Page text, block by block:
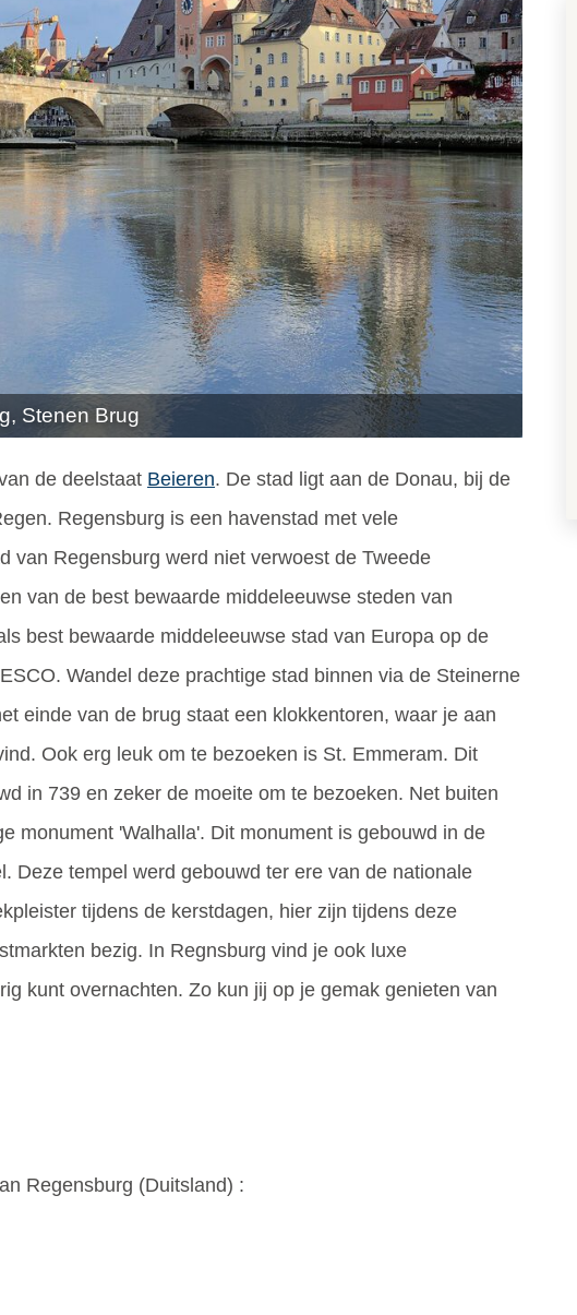
Stenen Brug
de deelstaat Beieren. De stad ligt aan de Donau, bij de
Regensburg is een havenstad met vele
van Regensburg werd niet verwoest de Tweede
van de best bewaarde middeleeuwse steden van
best bewaarde middeleeuwse stad van Europa op de
Wandel deze prachtige stad binnen via de Steinerne
einde van de brug staat een klokkentoren, waar je aan
Ook erg leuk om te bezoeken is St. Emmeram. Dit
in 739 en zeker de moeite om te bezoeken. Net buiten
monument 'Walhalla'. Dit monument is gebouwd in de
Deze tempel werd gebouwd ter ere van de nationale
tijdens de kerstdagen, hier zijn tijdens deze
bezig. In Regnsburg vind je ook luxe
kunt overnachten. Zo kun jij op je gemak genieten van
Regensburg (Duitsland) :